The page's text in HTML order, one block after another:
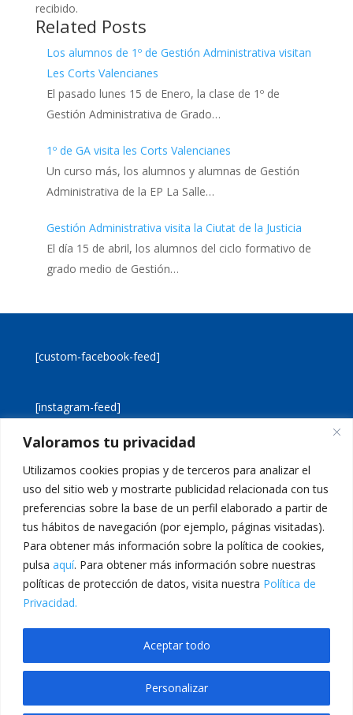
Valoramos tu privacidad
Utilizamos cookies propias y de terceros para analizar el
uso del sitio web y mostrarte publicidad relacionada con tus
preferencias sobre la base de un perfil elaborado a partir de
tus hábitos de navegación (por ejemplo, páginas visitadas).
Para obtener más información sobre la política de cookies,
pulsa aquí. Para obtener más información sobre nuestras
políticas de protección de datos, visita nuestra Política de
Privacidad.
Personalizar
Aceptar todo
recibido.
Related Posts
Los alumnos de 1º de Gestión Administrativa visitan
Les Corts Valencianes
El pasado lunes 15 de Enero, la clase de 1º de
Gestión Administrativa de Grado…
1º de GA visita les Corts Valencianes
Un curso más, los alumnos y alumnas de Gestión
Administrativa de la EP La Salle…
Gestión Administrativa visita la Ciutat de la Justicia
El día 15 de abril, los alumnos del ciclo formativo de
grado medio de Gestión…
[custom-facebook-feed]
[instagram-feed]
Aviso legal
Política de cookies
Calle San Martín, 56 · 46980 · Paterna · Valencia Telf:
Jojobet GirişJojobet Giriş